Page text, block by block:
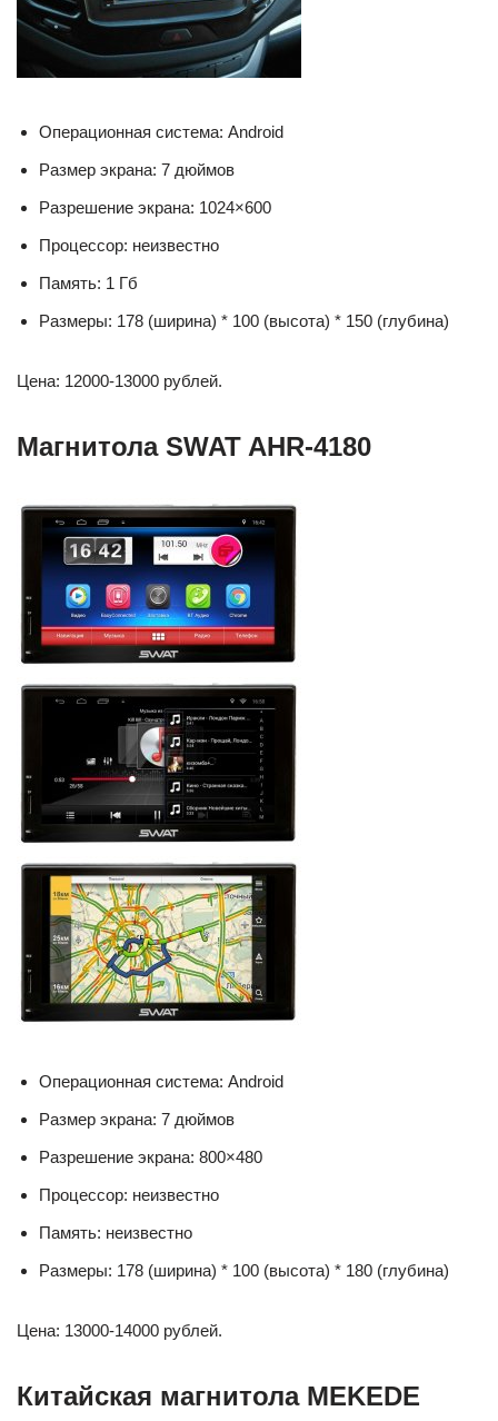
Операционная система: Android
Размер экрана: 7 дюймов
Разрешение экрана: 1024×600
Процессор: неизвестно
Память: 1 Гб
Размеры: 178 (ширина) * 100 (высота) * 150 (глубина)
Цена: 12000-13000 рублей.
Магнитола SWAT AHR-4180
Операционная система: Android
Размер экрана: 7 дюймов
Разрешение экрана: 800×480
Процессор: неизвестно
Память: неизвестно
Размеры: 178 (ширина) * 100 (высота) * 180 (глубина)
Цена: 13000-14000 рублей.
Китайская магнитола MEKEDE